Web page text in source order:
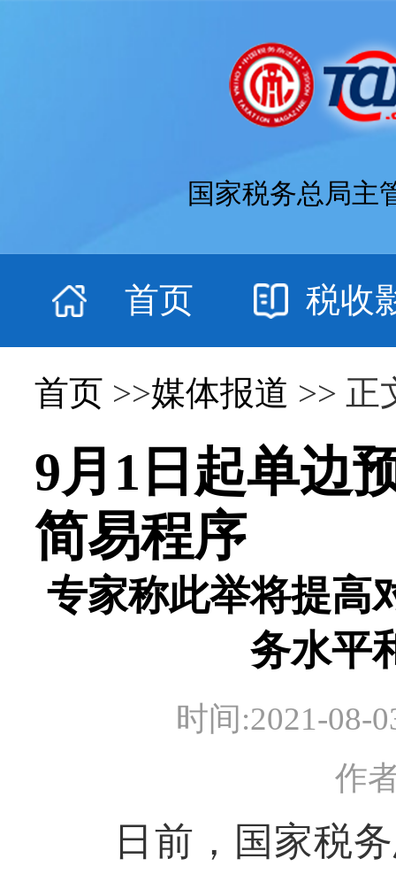
国家税务总局主
首页 税收
首页 >>媒体报道 >> 正
9月1日起单边
简易程序
专家称此举将提高
务水平
时间:2021-08-
作
日前，国家税务